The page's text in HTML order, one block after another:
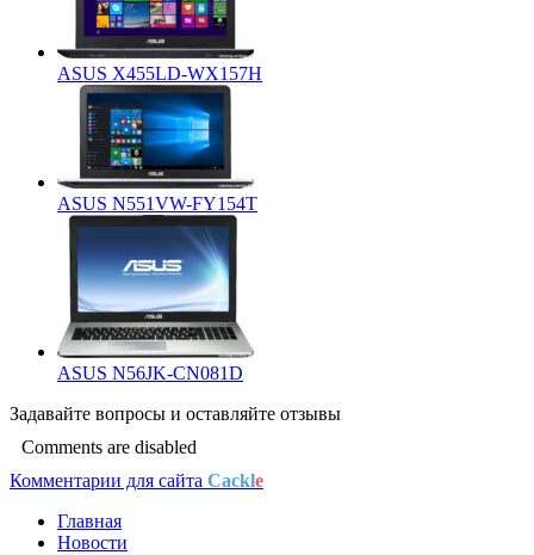
ASUS X455LD-WX157H
ASUS N551VW-FY154T
ASUS N56JK-CN081D
Задавайте вопросы и оставляйте отзывы
Comments are disabled
Комментарии для сайта Cackle
Главная
Новости